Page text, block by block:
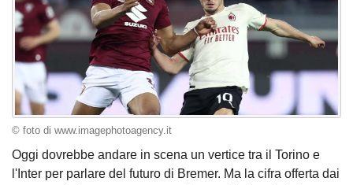
© foto di www.imagephotoagency.it
Oggi dovrebbe andare in scena un vertice tra il Torino e
l'Inter per parlare del futuro di Bremer. Ma la cifra offerta dai